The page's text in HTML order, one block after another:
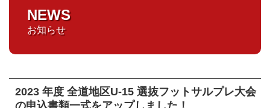
NEWS
お知らせ
2023 年度 全道地区U-15 選抜フットサルプレ大会
の申込書類一式をアップしました！